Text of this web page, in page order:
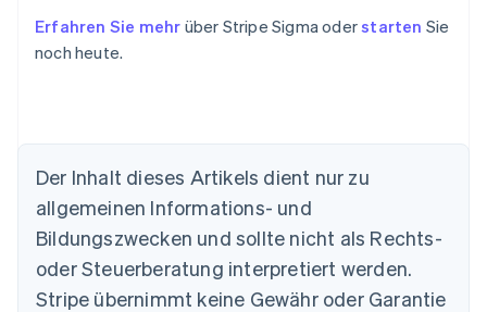
Erfahren Sie mehr über Stripe Sigma oderstarten Sie
noch heute.
Der Inhalt dieses Artikels dient nur zu
allgemeinen Informations- und
Bildungszwecken und sollte nicht als Rechts-
oder Steuerberatung interpretiert werden.
Stripe übernimmt keine Gewähr oder Garantie
Australien
English
Nederlands FrançaisDeutschEnglish